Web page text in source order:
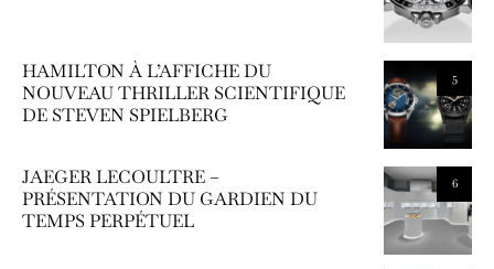
5
HAMILTON À L’AFFICHE DU
NOUVEAU THRILLER SCIENTIFIQUE
DE STEVEN SPIELBERG
6
JAEGER LECOULTRE –
PRÉSENTATION DU GARDIEN DU
TEMPS PERPÉTUEL